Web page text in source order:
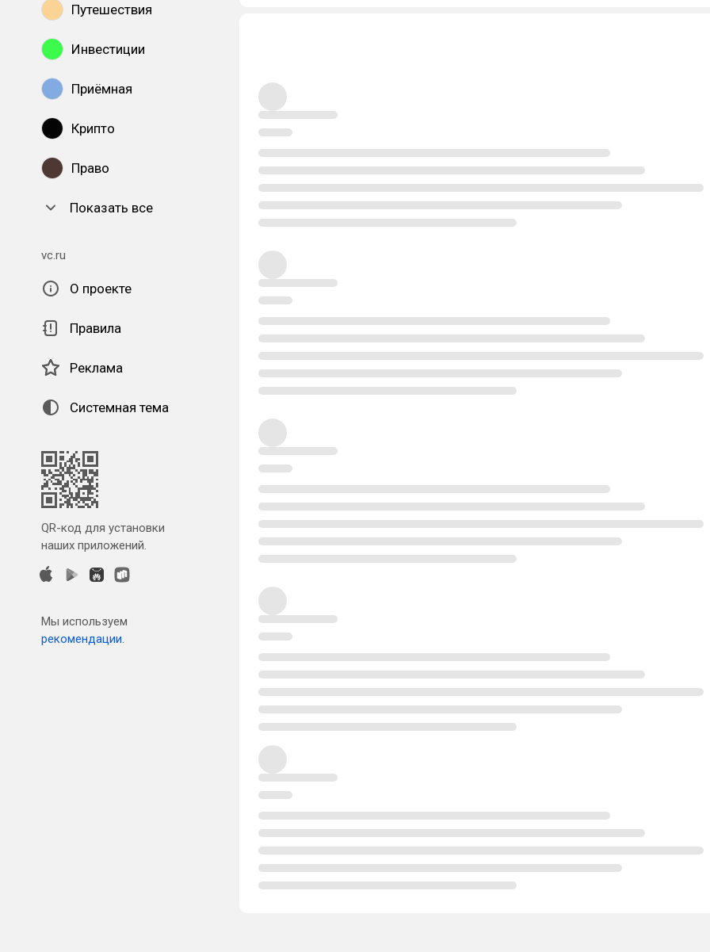
Путешествия
Инвестиции
Приёмная
Крипто
Право
Показать все
vc.ru
О проекте
Правила
Реклама
Системная тема
QR-код для установки
наших приложений.
Мы используем
рекомендации.